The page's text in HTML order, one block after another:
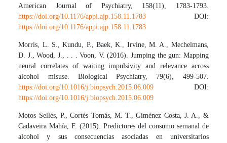
American Journal of Psychiatry, 158(11), 1783-1793.
https://doi.org/10.1176/appi.ajp.158.11.1783 DOI:
https://doi.org/10.1176/appi.ajp.158.11.1783
Morris, L. S., Kundu, P., Baek, K., Irvine, M. A., Mechelmans,
D. J., Wood, J., . . . Voon, V. (2016). Jumping the gun: Mapping
neural correlates of waiting impulsivity and relevance across
alcohol misuse. Biological Psychiatry, 79(6), 499-507.
https://doi.org/10.1016/j.biopsych.2015.06.009 DOI:
https://doi.org/10.1016/j.biopsych.2015.06.009
Motos Sellés, P., Cortés Tomás, M. T., Giménez Costa, J. A., &
Cadaveira Mahía, F. (2015). Predictores del consumo semanal de
alcohol y sus consecuencias asociadas en universitarios